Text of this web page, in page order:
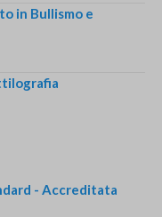
in Bullismo e
- Accreditata